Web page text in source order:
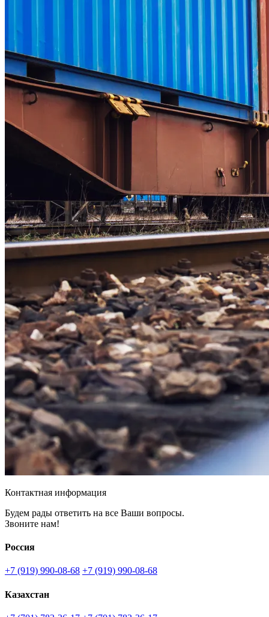
Контактная информация
Будем рады ответить на все Ваши вопросы.
Звоните нам!
Россия
+7 (919) 990-08-68 +7 (919) 990-08-68
Казахстан